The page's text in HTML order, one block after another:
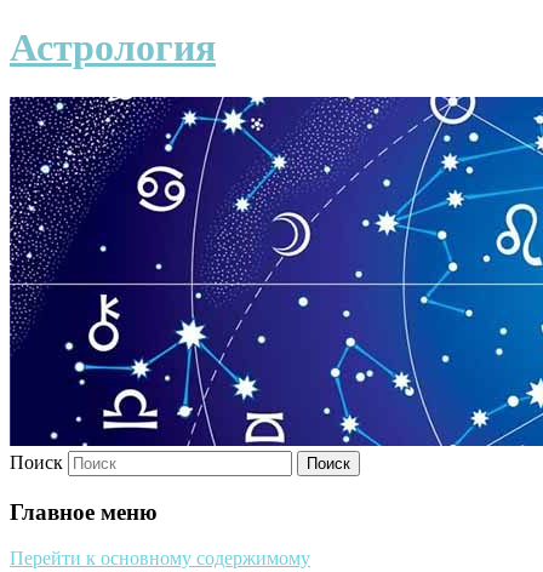
Астрология
Поиск
Главное меню
Перейти к основному содержимому